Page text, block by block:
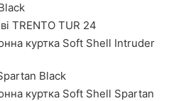
TRENTO TUR 24
куртка Soft Shell Intruder
Black
куртка Soft Shell Spartan